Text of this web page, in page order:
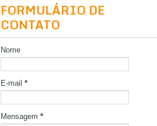
FORMULÁRIO DE
CONTATO
Nome
E-mail *
Mensagem *